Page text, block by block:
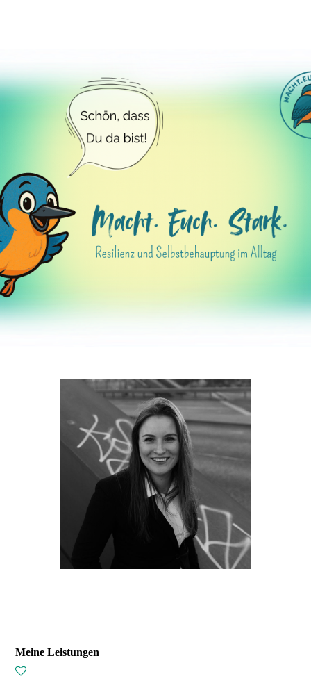
Meine Leistungen